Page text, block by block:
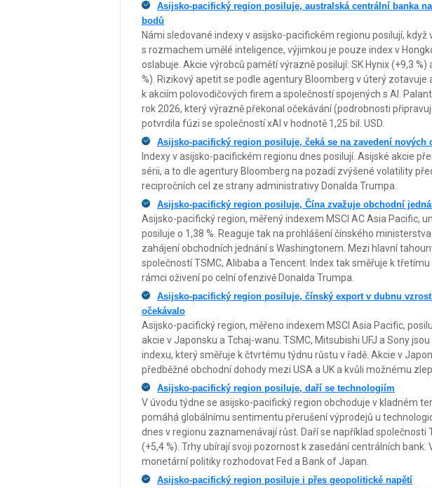
Asijsko-pacifický region posiluje, australská centrální banka
bodů
Námi sledované indexy v asijsko-pacifickém regionu posilují, když
s rozmachem umělé inteligence, výjimkou je pouze index v
oslabuje. Akcie výrobců pamětí výrazně posilují: SK Hynix (+9,3
%). Rizikový apetit se podle agentury Bloomberg v úterý zotavuje
k akciím polovodičových firem a společností spojených s AI.
rok 2026, který výrazně překonal očekávání (podrobnosti
potvrdila fúzi se společností xAI v hodnotě 1,25 bil. USD.
Asijsko-pacifický region posiluje, čeká se na zavedení nových
Indexy v asijsko-pacifickém regionu dnes posilují. Asijské akcie
sérii, a to dle agentury Bloomberg na pozadí zvýšené volatility
recipročních cel ze strany administrativy Donalda Trumpa.
Asijsko-pacifický region posiluje, Čína zvažuje obchodní
Asijsko-pacifický region, měřený indexem MSCI AC Asia Pacific,
posiluje o 1,38 %. Reaguje tak na prohlášení čínského
zahájení obchodních jednání s Washingtonem. Mezi hlavní
společností TSMC, Alibaba a Tencent. Index tak směřuje k
rámci oživení po celní ofenzivě Donalda Trumpa.
Asijsko-pacifický region posiluje, čínský export v dubnu
očekávalo
Asijsko-pacifický region, měřeno indexem MSCI Asia Pacific,
akcie v Japonsku a Tchaj-wanu. TSMC, Mitsubishi UFJ a Sony
indexu, který směřuje k čtvrtému týdnu růstu v řadě. Akcie v
předběžné obchodní dohody mezi USA a UK a kvůli možnému
Asijsko-pacifický region posiluje, daří se technologiím
V úvodu týdne se asijsko-pacifický region obchoduje v kladném
pomáhá globálnímu sentimentu přerušení výprodejů u
dnes v regionu zaznamenávají růst. Daří se například společnosti
(+5,4 %). Trhy ubírají svoji pozornost k zasedání centrálních bank.
monetární politiky rozhodovat Fed a Bank of Japan.
Asijsko-pacifický region posiluje i přes geopolitické napětí